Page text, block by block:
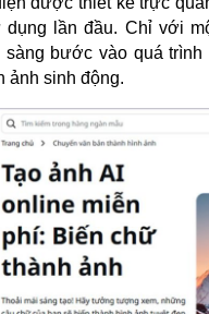
lần đầu. Chỉ với
sàng bước vào quá
ảnh sinh động.